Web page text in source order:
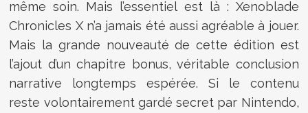
même soin. Mais l’essentiel est là : Xenoblade
Chronicles X n’a jamais été aussi agréable à jouer.
Mais la grande nouveauté de cette édition est
l’ajout d’un chapitre bonus, véritable conclusion
narrative longtemps espérée. Si le contenu
reste volontairement gardé secret par Nintendo,